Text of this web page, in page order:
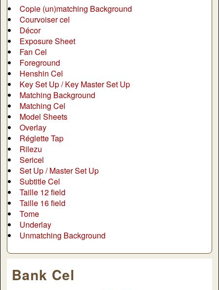
Copie (un)matching Background
Courvoiser cel
Décor
Exposure Sheet
Fan Cel
Foreground
Henshin Cel
Key Set Up / Key Master Set Up
Matching Background
Matching Cel
Model Sheets
Overlay
Réglette Tap
Rilezu
Sericel
Set Up / Master Set Up
Subtitle Cel
Taille 12 field
Taille 16 field
Tome
Underlay
Unmatching Background
Bank Cel